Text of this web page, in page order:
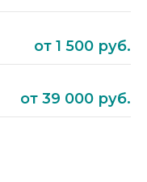
от 1 500 руб.
от 39 000 руб.